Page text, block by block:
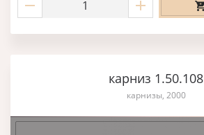
карниз 1.50.108
карнизы, 2000